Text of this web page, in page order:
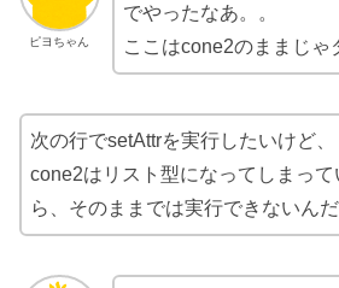
ピヨちゃん
でやったなあ。。
ここはcone2のままじゃ
次の行でsetAttrを実行したいけど、
cone2はリスト型になってしまって
ら、そのままでは実行できないんだ